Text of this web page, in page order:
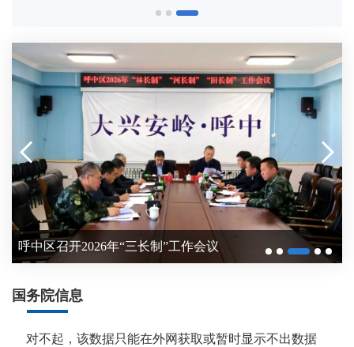
“冷资源”转化为“热产业” 呼中区深耕冰雪全产业链塑文旅新品牌
呼中区召开林下资源采集工作协调推进会
呼中区召开2026年“三长制”工作会议 “冷资源”转化为“热产业” 呼中区深耕冰雪全产业链塑文旅新品牌
呼中区召开林下资源采集工作协调推进会
国务院信息
对不起，该数据只能在外网获取或暂时显示不出数据